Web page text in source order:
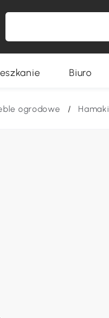
Biuro
ogrodowe / Hamaki